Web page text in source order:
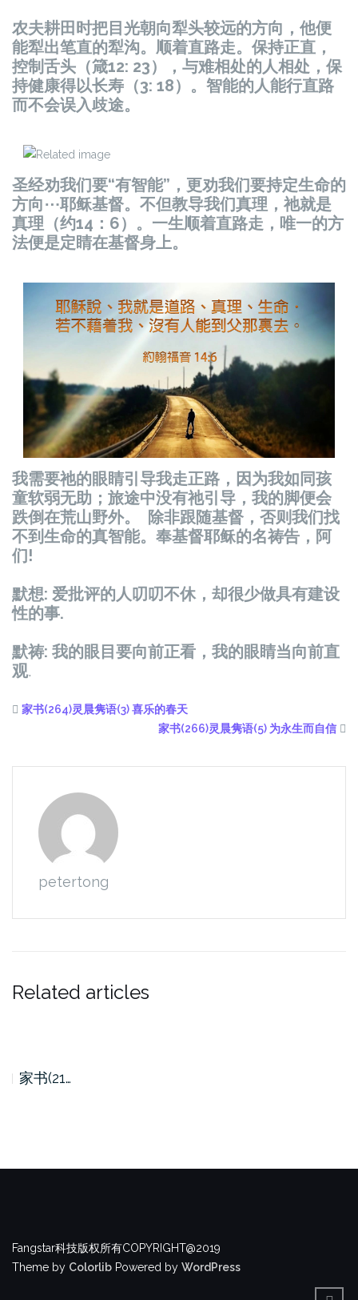
农夫耕田时把目光朝向犁头较远的方向，他便
能犁出笔直的犁沟。顺着直路走。保持正直，
控制舌头（箴12: 23），与难相处的人相处，保
持健康得以长寿（3: 18）。智能的人能行直路
而不会误入歧途。
圣经劝我们要“有智能”，更劝我们要持定生命的
方向⋯耶稣基督。不但教导我们真理，祂就是
真理（约14：6）。一生顺着直路走，唯一的方
法便是定睛在基督身上。
我需要祂的眼睛引导我走正路，因为我如同孩
童软弱无助；旅途中没有祂引导，我的脚便会
跌倒在荒山野外。 除非跟随基督，否则我们找
不到生命的真智能。奉基督耶稣的名祷告，阿
们!
默想: 爱批评的人叨叨不休，却很少做具有建设
性的事.
默祷: 我的眼目要向前正看，我的眼睛当向前直
观.
家书(264)灵晨隽语(3) 喜乐的春天
家书(266)灵晨隽语(5) 为永生而自信
petertong
Related articles
家书(21…
Fangstar科技版权所有COPYRIGHT@2019
Theme by Colorlib Powered by WordPress